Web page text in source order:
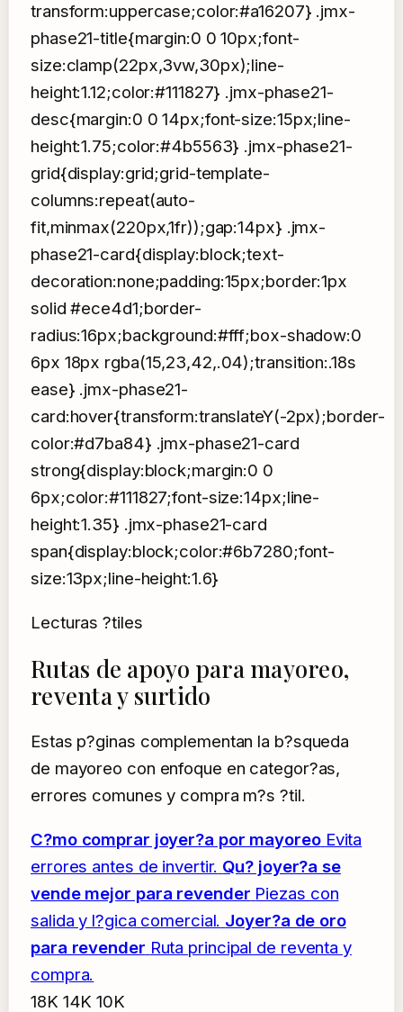
transform:uppercase;color:#a16207} .jmx-
phase21-title{margin:0 0 10px;font-
size:clamp(22px,3vw,30px);line-
height:1.12;color:#111827} .jmx-phase21-
desc{margin:0 0 14px;font-size:15px;line-
height:1.75;color:#4b5563} .jmx-phase21-
grid{display:grid;grid-template-
columns:repeat(auto-
fit,minmax(220px,1fr));gap:14px} .jmx-
phase21-card{display:block;text-
decoration:none;padding:15px;border:1px
solid #ece4d1;border-
radius:16px;background:#fff;box-shadow:0
6px 18px rgba(15,23,42,.04);transition:.18s
ease} .jmx-phase21-
card:hover{transform:translateY(-2px);border-
color:#d7ba84} .jmx-phase21-card
strong{display:block;margin:0 0
6px;color:#111827;font-size:14px;line-
height:1.35} .jmx-phase21-card
span{display:block;color:#6b7280;font-
size:13px;line-height:1.6}
Lecturas ?tiles
Rutas de apoyo para mayoreo,
reventa y surtido
Estas p?ginas complementan la b?squeda
de mayoreo con enfoque en categor?as,
errores comunes y compra m?s ?til.
C?mo comprar joyer?a por mayoreo Evita
errores antes de invertir. Qu? joyer?a se
vende mejor para revender Piezas con
salida y l?gica comercial. Joyer?a de oro
para revender Ruta principal de reventa y
compra.
18K 14K 10K